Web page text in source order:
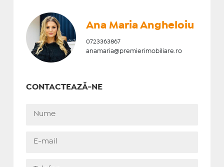
Ana Maria Angheloiu
0723363867
anamaria@premierimobiliare.ro
CONTACTEAZĂ-NE